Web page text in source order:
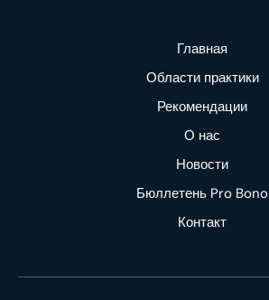
Главная
Области практики
Рекомендации
О нас
Новости
Бюллетень Pro Bono
Контакт